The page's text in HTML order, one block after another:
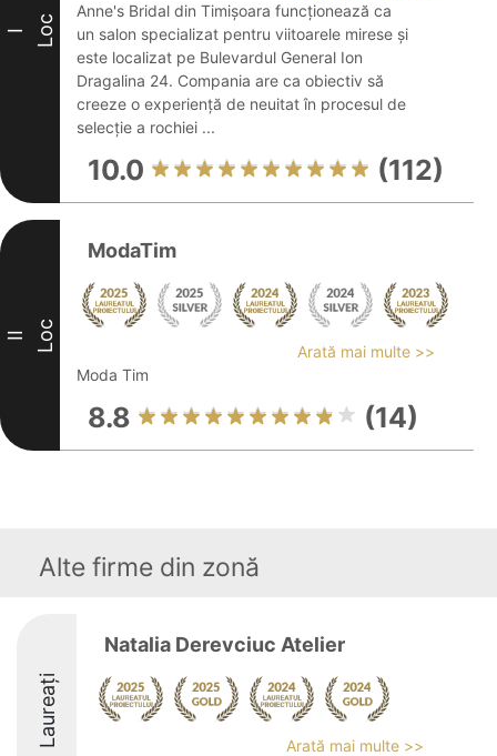
I Loc
Anne's Bridal din Timișoara funcționează ca
un salon specializat pentru viitoarele mirese și
este localizat pe Bulevardul General Ion
Dragalina 24. Compania are ca obiectiv să
creeze o experiență de neuitat în procesul de
selecție a rochiei ...
10.0 (112)
II Loc
ModaTim
Arată mai multe >>
Moda Tim
8.8 (14)
Alte firme din zonă
Laureați
Natalia Derevciuc Atelier
Arată mai multe >>